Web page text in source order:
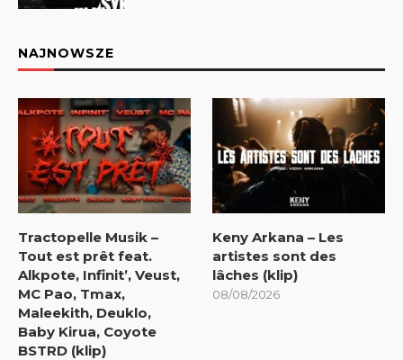
NAJNOWSZE
Tractopelle Musik –
Tout est prêt feat.
Alkpote, Infinit’, Veust,
MC Pao, Tmax,
Maleekith, Deuklo,
Baby Kirua, Coyote
BSTRD (klip)
Keny Arkana – Les
artistes sont des
lâches (klip)
08/08/2026